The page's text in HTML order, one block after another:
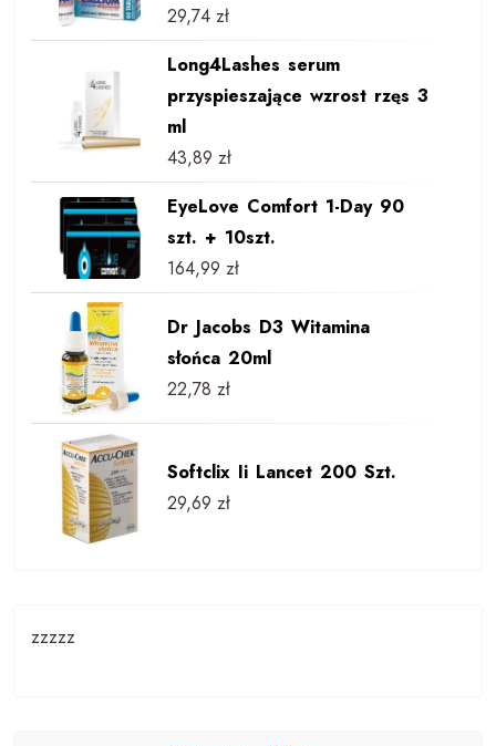
29,74 zł
Long4Lashes serum
przyspieszające wzrost rzęs 3
ml
43,89 zł
EyeLove Comfort 1-Day 90
szt. + 10szt.
164,99 zł
Dr Jacobs D3 Witamina
słońca 20ml
22,78 zł
Softclix Ii Lancet 200 Szt.
29,69 zł
zzzzz